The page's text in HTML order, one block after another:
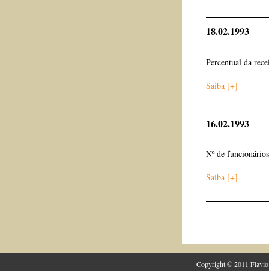
18.02.1993
Percentual da
Saiba [+]
16.02.1993
Nº de
Saiba [+]
Copyright © 2011 Flavio